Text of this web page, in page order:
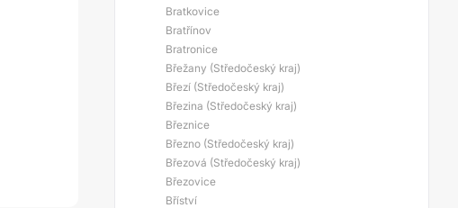
Bratkovice
Bratřínov
Bratronice
Břežany (Středočeský kraj)
Březí (Středočeský kraj)
Březina (Středočeský kraj)
Březnice
Březno (Středočeský kraj)
Březová (Středočeský kraj)
Březovice
Bříství